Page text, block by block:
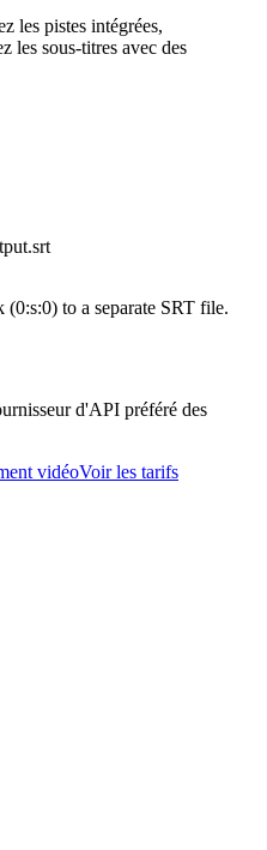
les pistes intégrées,
les sous-titres avec des
to a separate SRT file.
d'API préféré des
vidéoVoir les tarifs